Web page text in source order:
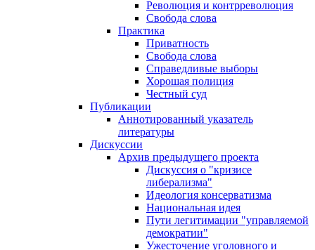
Революция и контрреволюция
Свобода слова
Практика
Приватность
Свобода слова
Справедливые выборы
Хорошая полиция
Честный суд
Публикации
Аннотированный указатель
литературы
Дискуссии
Архив предыдущего проекта
Дискуссия о "кризисе
либерализма"
Идеология консерватизма
Национальная идея
Пути легитимации "управляемой
демократии"
Ужесточение уголовного и